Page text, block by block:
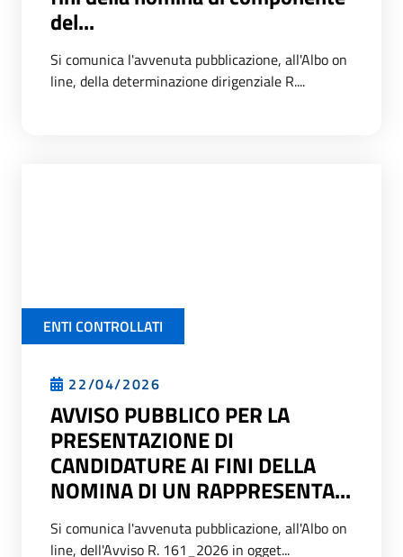
del...
Si comunica l'avvenuta pubblicazione, all'Albo on
line, della determinazione dirigenziale R....
ENTI CONTROLLATI
22/04/2026
AVVISO PUBBLICO PER LA
PRESENTAZIONE DI
CANDIDATURE AI FINI DELLA
NOMINA DI UN RAPPRESENTA...
Si comunica l'avvenuta pubblicazione, all'Albo on
line, dell'Avviso R. 161_2026 in ogget...